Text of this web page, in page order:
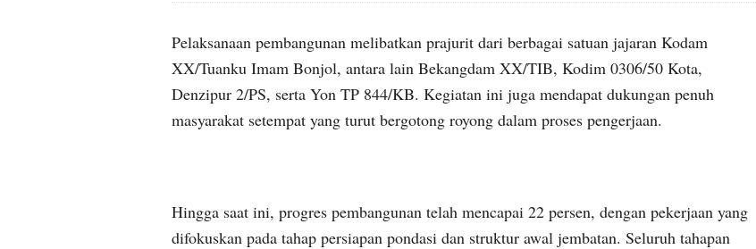
Pelaksanaan pembangunan melibatkan prajurit dari berbagai satuan jajaran Kodam
XX/Tuanku Imam Bonjol, antara lain Bekangdam XX/TIB, Kodim 0306/50 Kota,
Denzipur 2/PS, serta Yon TP 844/KB. Kegiatan ini juga mendapat dukungan penuh
masyarakat setempat yang turut bergotong royong dalam proses pengerjaan.
Hingga saat ini, progres pembangunan telah mencapai 22 persen, dengan pekerjaan yang
difokuskan pada tahap persiapan pondasi dan struktur awal jembatan. Seluruh tahapan